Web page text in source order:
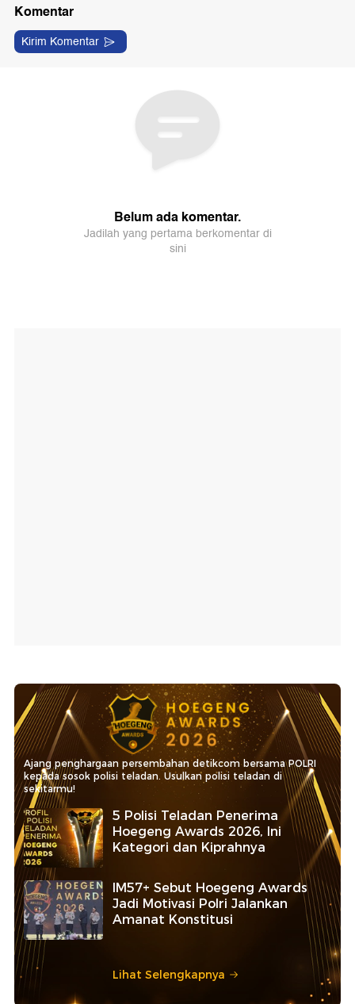
Ajang penghargaan persembahan detikcom bersama POLRI
kepada sosok polisi teladan. Usulkan polisi teladan di
sekitarmu!
5 Polisi Teladan Penerima
Hoegeng Awards 2026, Ini
Kategori dan Kiprahnya
IM57+ Sebut Hoegeng Awards
Jadi Motivasi Polri Jalankan
Amanat Konstitusi
Lihat Selengkapnya